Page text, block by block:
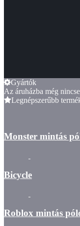
Gyártók
Az áruházba még
Legnépszerűbb
Monster mintás
Bicycle
Roblox mintás